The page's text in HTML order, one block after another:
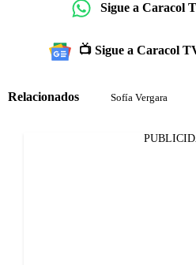
Sigue a Caracol
📺 Sigue a Caracol
Relacionados Sofía Vergara